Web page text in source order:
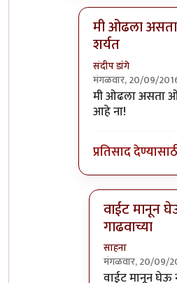
मी ओढला
शर्यत
संदीप डांगे
मंगळवार, 20/09/
In reply toइतके
मी ओढला असता
आहे ना!
प्रतिसाद
वाईट मानून
गाढवाच्या
साहना
मंगळवार, 20/09/
In reply toमी
वाईट मानून घेऊ